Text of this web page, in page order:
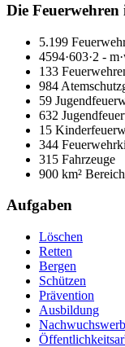
Die
5.199
4594·603·2 -
133
984
59
632
15
344
315 Fahrzeuge
900 km² Bereich
Aufgaben
Löschen
Retten
Bergen
Schützen
Prävention
Ausbildung